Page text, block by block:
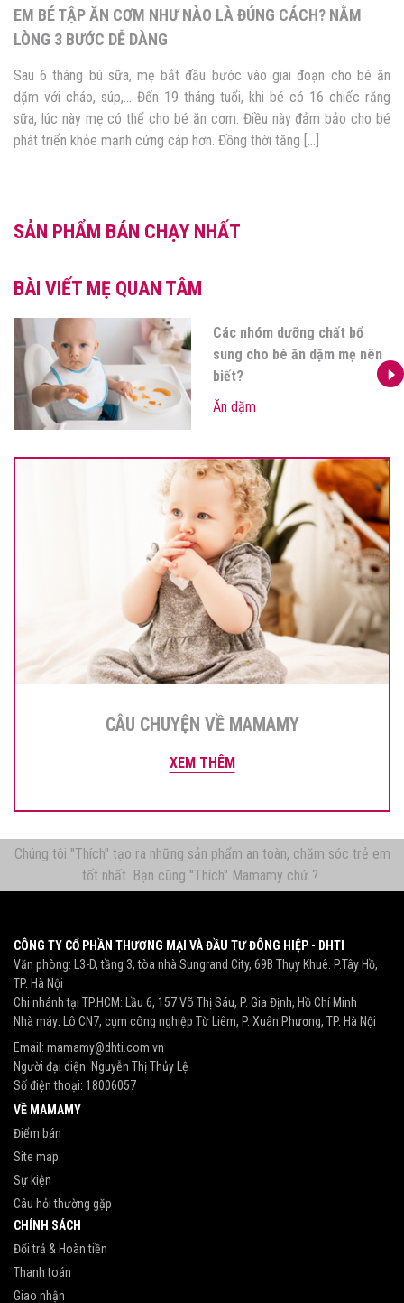
EM BÉ TẬP ĂN CƠM NHƯ NÀO LÀ ĐÚNG CÁCH? NẰM
LÒNG 3 BƯỚC DỄ DÀNG
Sau 6 tháng bú sữa, mẹ bắt đầu bước vào giai đoạn cho bé ăn
dặm với cháo, súp,… Đến 19 tháng tuổi, khi bé có 16 chiếc răng
sữa, lúc này mẹ có thể cho bé ăn cơm. Điều này đảm bảo cho bé
phát triển khỏe mạnh cứng cáp hơn. Đồng thời tăng […]
SẢN PHẨM BÁN CHẠY NHẤT
BÀI VIẾT MẸ QUAN TÂM
Các nhóm dưỡng chất bổ
sung cho bé ăn dặm mẹ nên
biết?
Ăn dặm
CÂU CHUYỆN VỀ MAMAMY
XEM THÊM
Chúng tôi "Thích" tạo ra những sản phẩm an toàn, chăm sóc trẻ em
tốt nhất. Bạn cũng "Thích" Mamamy chứ ?
CÔNG TY CỔ PHẦN THƯƠNG MẠI VÀ ĐẦU TƯ ĐÔNG HIỆP - DHTI
Văn phòng: L3-D, tầng 3, tòa nhà Sungrand City, 69B Thụy Khuê. P.Tây Hồ,
TP. Hà Nội
Chi nhánh tại TP.HCM: Lầu 6, 157 Võ Thị Sáu, P. Gia Định, Hồ Chí Minh
Nhà máy: Lô CN7, cụm công nghiệp Từ Liêm, P. Xuân Phương, TP. Hà Nội
Email: mamamy@dhti.com.vn
Người đại diện: Nguyễn Thị Thủy Lệ
Số điện thoại: 18006057
VỀ MAMAMY
Điểm bán
Site map
Sự kiện
Câu hỏi thường gặp
CHÍNH SÁCH
Đổi trả & Hoàn tiền
Thanh toán
Giao nhận